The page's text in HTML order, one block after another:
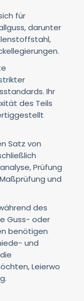
für
darunter
Ihr
des Teils
Satz von
Prüfung
und
des
Guss- oder
benötigen
und
Leierwo